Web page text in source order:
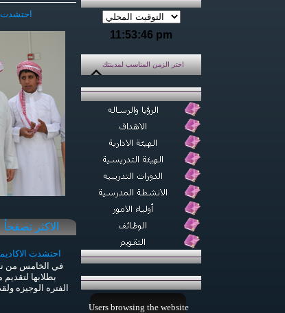
احتشدت
11:53:46 pm
اختر الزمن المناسب لمدينتك
Users browsing the website
الاكثر تصفحأ
احتشدت
في الخامس من
بطلابها
الفتره الوجيزه